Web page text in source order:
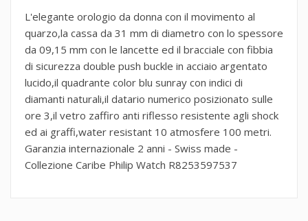
L'elegante orologio da donna con il movimento al
quarzo,la cassa da 31 mm di diametro con lo spessore
da 09,15 mm con le lancette ed il bracciale con fibbia
di sicurezza double push buckle in acciaio argentato
lucido,il quadrante color blu sunray con indici di
diamanti naturali,il datario numerico posizionato sulle
ore 3,il vetro zaffiro anti riflesso resistente agli shock
ed ai graffi,water resistant 10 atmosfere 100 metri.
Garanzia internazionale 2 anni - Swiss made -
Collezione Caribe Philip Watch R8253597537